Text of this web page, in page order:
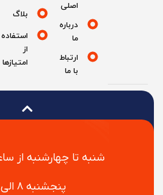
شنبه تا چهارشنبه از ساعت ۸ الی ۱۶
پنجشنبه ۸ الی ۱۴
درباره
ارتباط
بلاگ
استفاده
امتیازها